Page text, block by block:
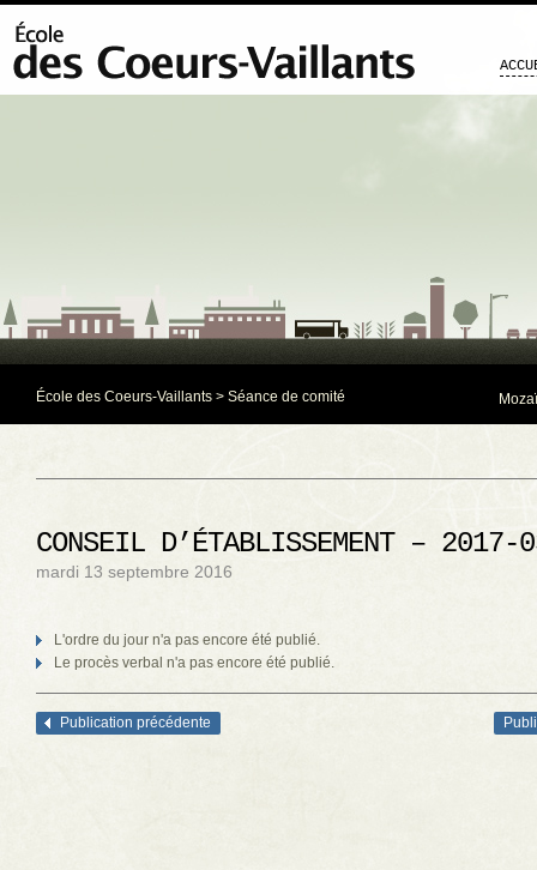
École des Coeurs-Vaillants > Séance de comité
CONSEIL D’ÉTABLISSEMENT – 2017-
mardi 13 septembre 2016
L'ordre du jour n'a pas encore été publié.
Le procès verbal n'a pas encore été publié.
Navigation des articles
Publication précédente